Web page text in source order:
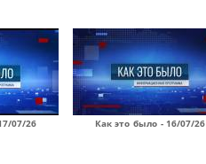
07/26 Как это было - 16/07/26